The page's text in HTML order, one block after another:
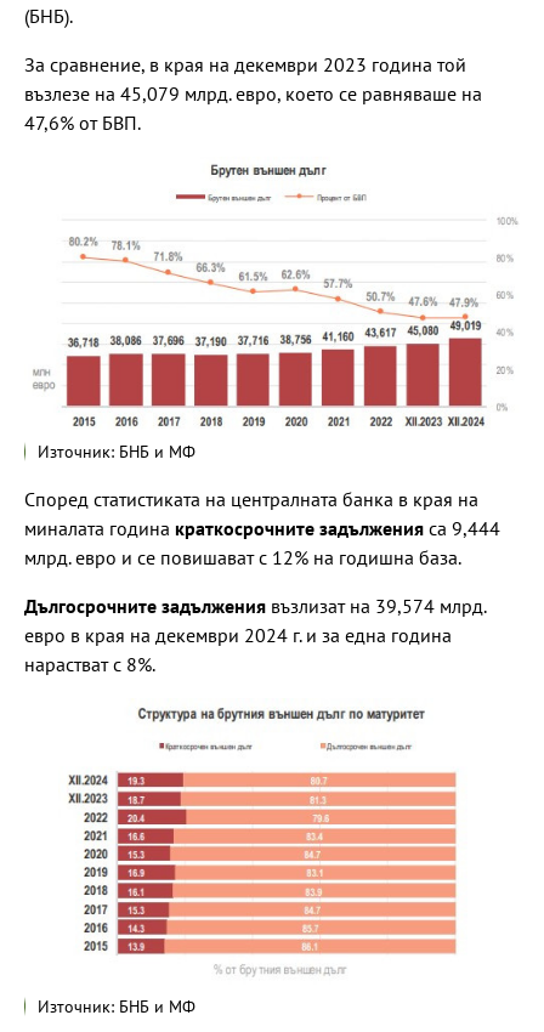
(БНБ).
За сравнение, в края на декември 2023 година той
възлезе на 45,079 млрд. евро, което се равняваше на
47,6% от БВП.
Източник: БНБ и МФ
Според статистиката на централната банка в края на
миналата година краткосрочните задължения са 9,444
млрд. евро и се повишават с 12% на годишна база.
Дългосрочните задължения възлизат на 39,574 млрд.
евро в края на декември 2024 г. и за една година
нарастват с 8%.
Източник: БНБ и МФ